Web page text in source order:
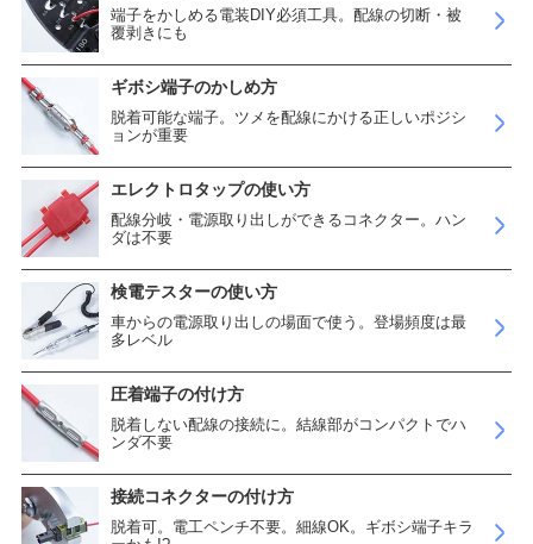
端子をかしめる電装DIY必須工具。配線の切断・被
覆剥きにも
ギボシ端子のかしめ方
脱着可能な端子。ツメを配線にかける正しいポジシ
ョンが重要
エレクトロタップの使い方
配線分岐・電源取り出しができるコネクター。ハン
ダは不要
検電テスターの使い方
車からの電源取り出しの場面で使う。登場頻度は最
多レベル
圧着端子の付け方
脱着しない配線の接続に。結線部がコンパクトでハ
ンダ不要
接続コネクターの付け方
脱着可。電工ペンチ不要。細線OK。ギボシ端子キラ